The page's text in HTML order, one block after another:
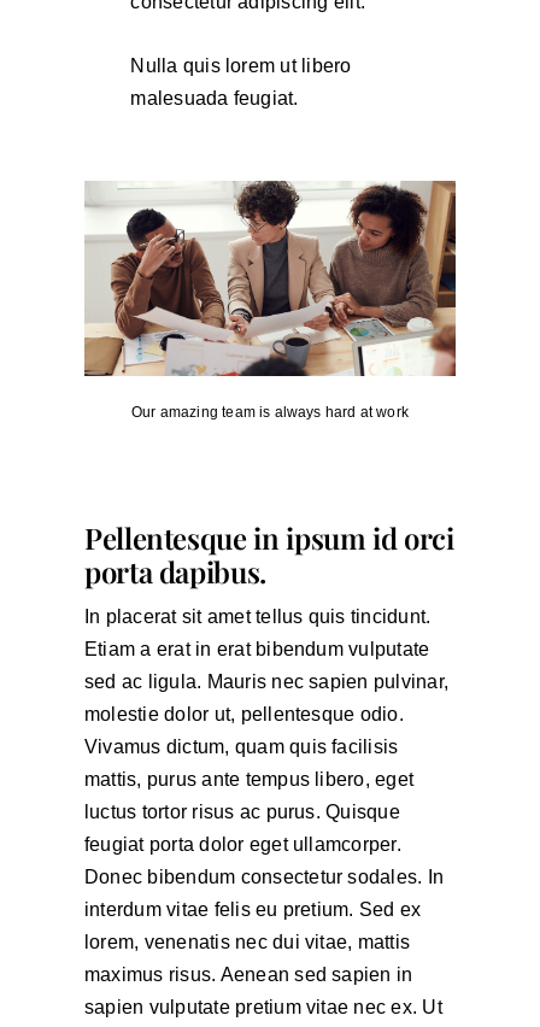
Nulla quis lorem ut libero
malesuada feugiat.
Our amazing team is always hard at work
Pellentesque in ipsum id orci
porta dapibus.
In placerat sit amet tellus quis tincidunt.
Etiam a erat in erat bibendum vulputate
sed ac ligula. Mauris nec sapien pulvinar,
molestie dolor ut, pellentesque odio.
Vivamus dictum, quam quis facilisis
mattis, purus ante tempus libero, eget
luctus tortor risus ac purus. Quisque
feugiat porta dolor eget ullamcorper.
Donec bibendum consectetur sodales. In
interdum vitae felis eu pretium. Sed ex
lorem, venenatis nec dui vitae, mattis
maximus risus. Aenean sed sapien in
sapien vulputate pretium vitae nec ex. Ut